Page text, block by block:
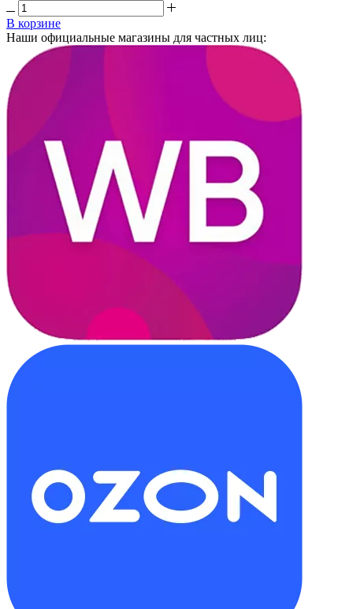
В корзине
Наши официальные магазины для частных лиц: